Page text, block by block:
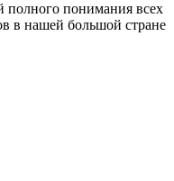
полного понимания всех
в нашей большой стране